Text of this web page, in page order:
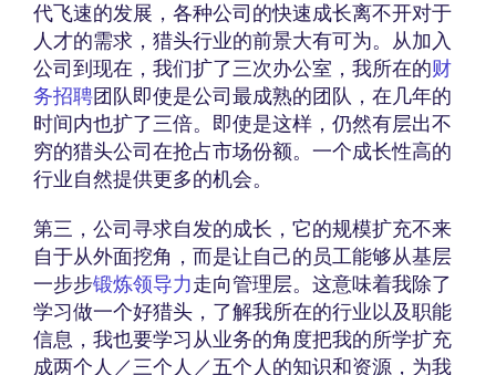
代飞速的发展，各种公司的快速成长离不开对于
人才的需求，猎头行业的前景大有可为。从加入
公司到现在，我们扩了三次办公室，我所在的财
务招聘团队即使是公司最成熟的团队，在几年的
时间内也扩了三倍。即使是这样，仍然有层出不
穷的猎头公司在抢占市场份额。一个成长性高的
行业自然提供更多的机会。
第三，公司寻求自发的成长，它的规模扩充不来
自于从外面挖角，而是让自己的员工能够从基层
一步步锻炼领导力走向管理层。这意味着我除了
学习做一个好猎头，了解我所在的行业以及职能
信息，我也要学习从业务的角度把我的所学扩充
成两个人／三个人／五个人的知识和资源，为我